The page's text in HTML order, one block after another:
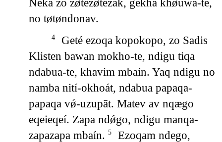
Neka zo zøtézøtezák, gekha khøuwa-tē,
no tøtøndonav.
4
Geté ezoqa kopokopo, zo Sadis
Klisten bawan mokho-te, ndigu tiqa
ndabua-te, khavim mbaín. Yaq ndigu no
namba nití-okhoát, ndabua papaqa-
papaqa vǿ-uzupāt. Matev av nqægo
eqeieqeí. Zapa ndǿgo, ndigu manqa-
zapazapa mbaín. 5
Ezoqam ndego,